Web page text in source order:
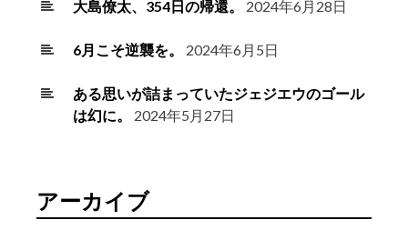
大島僚太、354日の帰還。 2024年6月28日
6月こそ逆襲を。 2024年6月5日
ある思いが詰まっていたジェジエウのゴール
は幻に。
2024年5月27日
アーカイブ